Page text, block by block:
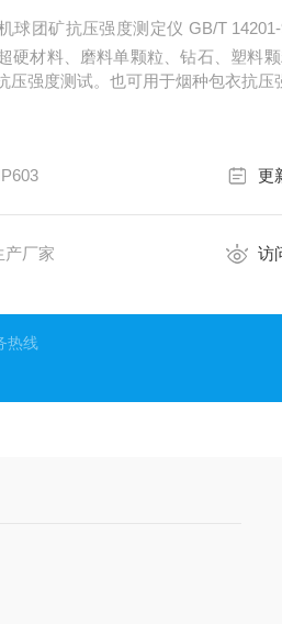
球团矿抗压强度测定仪 GB/T
硬材料、磨料单颗粒、钻石、塑料
压强度测试。也可用于烟种包衣抗压
更
产厂家 访
热线